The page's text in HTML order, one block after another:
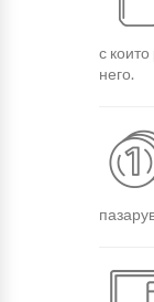
с
него.